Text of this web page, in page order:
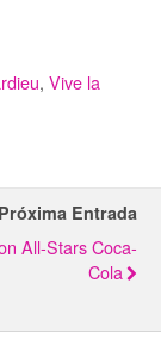
, Vive la
Próxima Entrada
All-Stars Coca-
Cola